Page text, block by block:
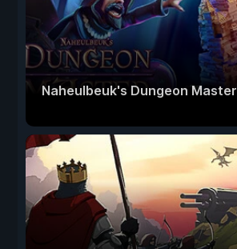
Naheulbeuk's Dungeon Master